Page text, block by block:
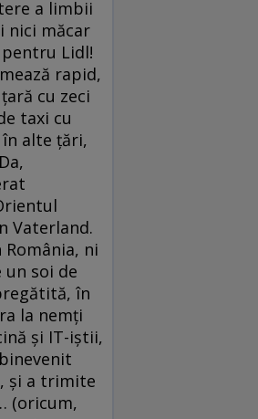
a limbii
nici măcar
Lidl!
rapid,
cu zeci
taxi cu
alte țări,
Vaterland.
România, ni
un soi de
în
la nemți
și IT-iștii,
și a trimite
(oricum,